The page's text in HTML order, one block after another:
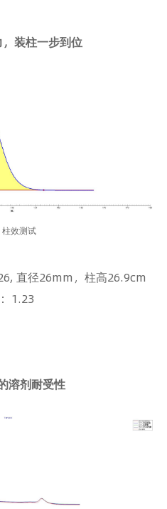
装柱一步到位
柱效测试
直径26mm，柱高26.9cm
1.23
溶剂耐受性